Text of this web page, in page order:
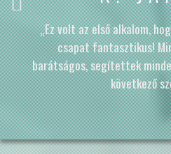
„Ez volt az első alkalom,
csapat fantasztikus!
barátságos, segítettek
következő